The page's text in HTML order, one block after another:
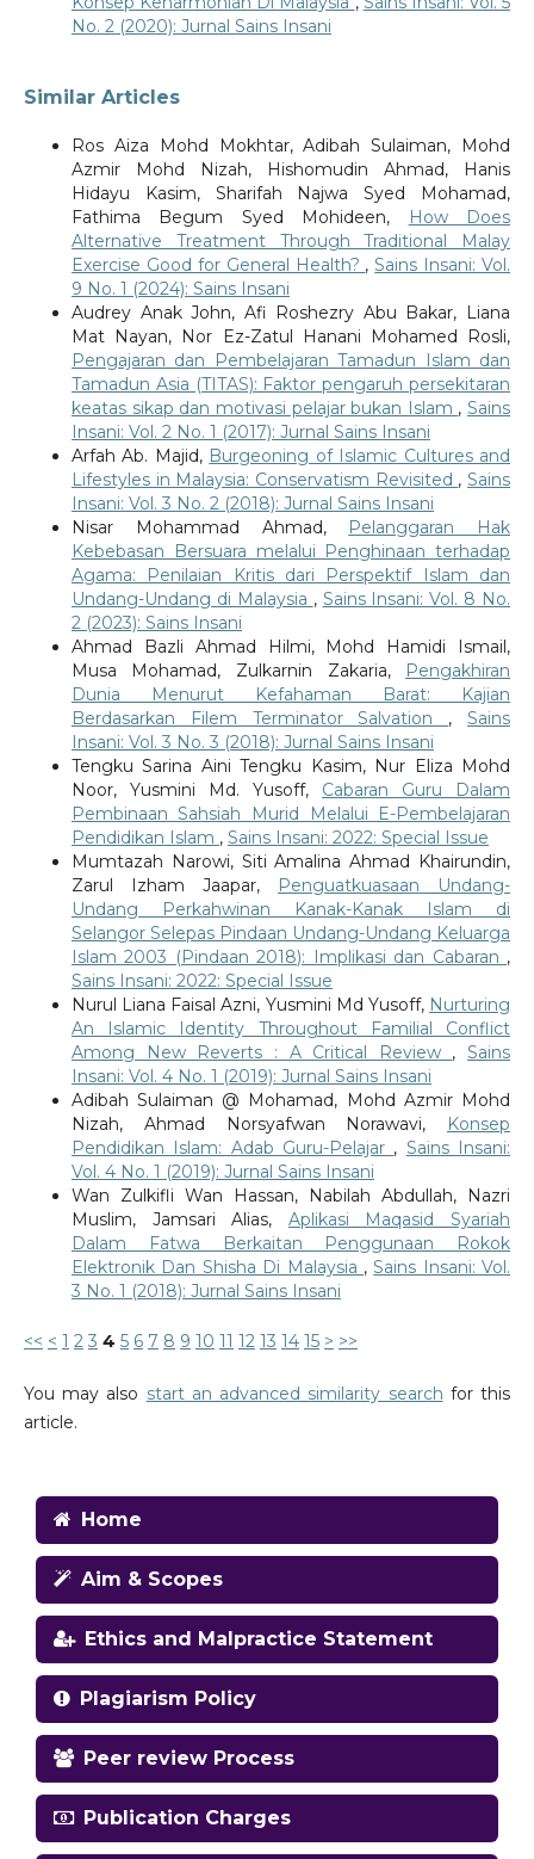
No. 2 (2020): Jurnal Sains Insani
Similar Articles
Ros Aiza Mohd Mokhtar, Adibah Sulaiman, Mohd
Azmir Mohd Nizah, Hishomudin Ahmad, Hanis
Hidayu Kasim, Sharifah Najwa Syed Mohamad,
Fathima Begum Syed Mohideen,
How Does
Alternative Treatment Through Traditional Malay
Exercise Good for General Health? ,Sains Insani: Vol.
9 No. 1 (2024): Sains Insani
Audrey Anak John, Afi Roshezry Abu Bakar, Liana
Mat Nayan, Nor Ez-Zatul Hanani Mohamed Rosli,
Pengajaran dan Pembelajaran Tamadun Islam dan
Tamadun Asia (TITAS): Faktor pengaruh persekitaran
keatas sikap dan motivasi pelajar bukan Islam ,Sains
Insani: Vol. 2 No. 1 (2017): Jurnal Sains Insani
Arfah Ab. Majid, Burgeoning of Islamic Cultures and
Lifestyles in Malaysia: Conservatism Revisited ,Sains
Insani: Vol. 3 No. 2 (2018): Jurnal Sains Insani
Nisar Mohammad Ahmad, Pelanggaran Hak
Kebebasan Bersuara melalui Penghinaan terhadap
Agama: Penilaian Kritis dari Perspektif Islam dan
Undang-Undang di Malaysia , Sains Insani: Vol. 8 No.
2 (2023): Sains Insani
Ahmad Bazli Ahmad Hilmi, Mohd Hamidi Ismail,
Musa Mohamad, Zulkarnin Zakaria,
Pengakhiran
Dunia Menurut Kefahaman Barat: Kajian
Berdasarkan Filem Terminator Salvation ,Sains
Insani: Vol. 3 No. 3 (2018): Jurnal Sains Insani
Tengku Sarina Aini Tengku Kasim, Nur Eliza Mohd
Noor, Yusmini Md. Yusoff, Cabaran Guru Dalam
Pembinaan Sahsiah Murid Melalui E-Pembelajaran
Pendidikan Islam , Sains Insani: 2022: Special Issue
Mumtazah Narowi, Siti Amalina Ahmad Khairundin,
Zarul Izham Jaapar,
Penguatkuasaan Undang-
Undang Perkahwinan Kanak-Kanak Islam di
Selangor Selepas Pindaan Undang-Undang Keluarga
Islam 2003 (Pindaan 2018): Implikasi dan Cabaran ,
Sains Insani: 2022: Special Issue
Nurul Liana Faisal Azni, Yusmini Md Yusoff, Nurturing
An Islamic Identity Throughout Familial Conflict
Among New Reverts : A Critical Review ,Sains
Insani: Vol. 4 No. 1 (2019): Jurnal Sains Insani
Adibah Sulaiman @ Mohamad, Mohd Azmir Mohd
Nizah, Ahmad Norsyafwan Norawavi,
Konsep
Pendidikan Islam: Adab Guru-Pelajar , Sains Insani:
Vol. 4 No. 1 (2019): Jurnal Sains Insani
Wan Zulkifli Wan Hassan, Nabilah Abdullah, Nazri
Muslim, Jamsari Alias, Aplikasi Maqasid Syariah
Dalam Fatwa Berkaitan Penggunaan Rokok
Elektronik Dan Shisha Di Malaysia ,Sains Insani: Vol.
3 No. 1 (2018): Jurnal Sains Insani
<< < 1 2 3 4 5 6 7 8 9 10 11 12 13 14 15 > >>
You may also start an advanced similarity search for this
article.
Home
Aim & Scopes
Ethics and Malpractice Statement
Plagiarism Policy
Peer review Process
Publication Charges